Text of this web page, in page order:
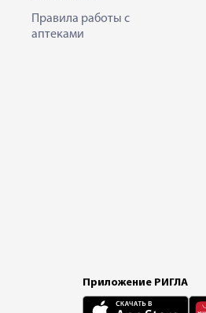
Правила работы с
аптеками
Приложение РИГЛА